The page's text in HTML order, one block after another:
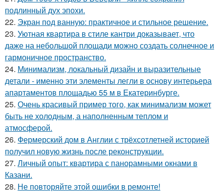
подлинный дух эпохи.
22. Экран под ванную: практичное и стильное решение.
23. Уютная квартира в стиле кантри доказывает, что
даже на небольшой площади можно создать солнечное и
гармоничное пространство.
24. Минимализм, локальный дизайн и выразительные
детали - именно эти элементы легли в основу интерьера
апартаментов площадью 55 м в Екатеринбурге.
25. Очень красивый пример того, как минимализм может
быть не холодным, а наполненным теплом и
атмосферой.
26. Фермерский дом в Англии с трёхсотлетней историей
получил новую жизнь после реконструкции.
27. Личный опыт: квартира с панорамными окнами в
Казани.
28. Не повторяйте этой ошибки в ремонте!